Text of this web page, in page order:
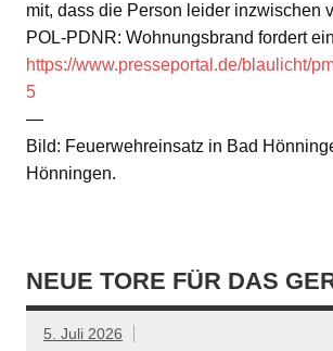
mit, dass die Person leider inzwischen
POL-PDNR: Wohnungsbrand fordert
https://www.presseportal.de/blaulicht/
5
—
Bild: Feuerwehreinsatz in Bad
Hönningen.
NEUE TORE FÜR DAS
5. Juli 2026